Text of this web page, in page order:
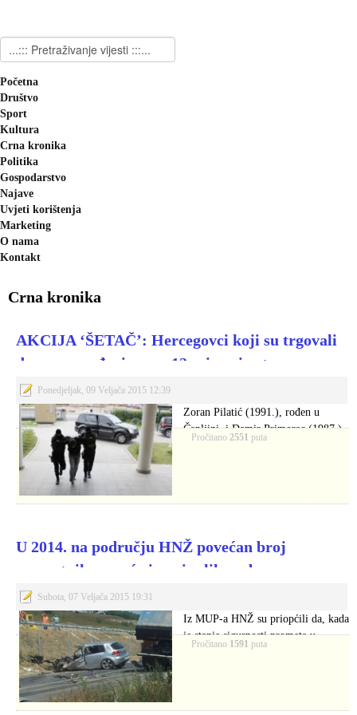
Početna
Društvo
Sport
Kultura
Crna kronika
Politika
Gospodarstvo
Najave
Uvjeti korištenja
Marketing
O nama
Kontakt
Crna kronika
AKCIJA ‘ŠETAČ’: Hercegovci koji su trgovali
drogom osuđeni na po 12 mjeseci zatvora
Ponedjeljak, 09 Veljača 2015 12:39
Zoran Pilatić (1991.), rođen u
Čapljini, i Damir Primorac (1987.),
Pročitano 2551 puta
U 2014. na području HNŽ povećan broj
prometnih nesreća i poginulih osoba
Subota, 07 Veljača 2015 19:31
Iz MUP-a HNŽ su priopćili da, kada
je stanje sigurnosti prometa u…
Pročitano 1591 puta